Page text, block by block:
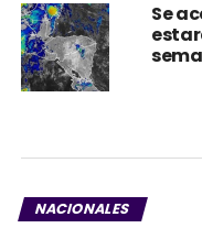
Se
NACIONALES